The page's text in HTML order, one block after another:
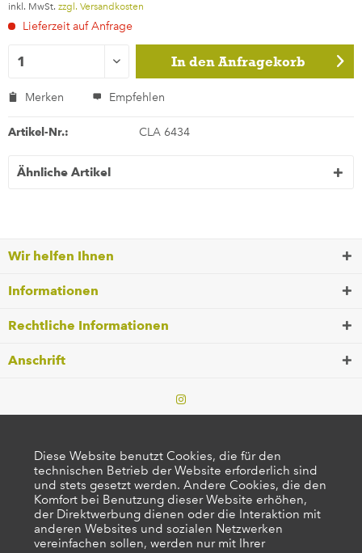
inkl. MwSt. zzgl. Versandkosten
Lieferzeit auf Anfrage
In den Anfragekorb
Merken Empfehlen
Artikel-Nr.: CLA 6434
Ähnliche Artikel
Wir helfen Ihnen
Informationen
Rechtliche Informationen
Anschrift
Diese Website benutzt Cookies, die für den
technischen Betrieb der Website erforderlich sind
und stets gesetzt werden. Andere Cookies, die den
Komfort bei Benutzung dieser Website erhöhen,
der Direktwerbung dienen oder die Interaktion mit
anderen Websites und sozialen Netzwerken
vereinfachen sollen, werden nur mit Ihrer